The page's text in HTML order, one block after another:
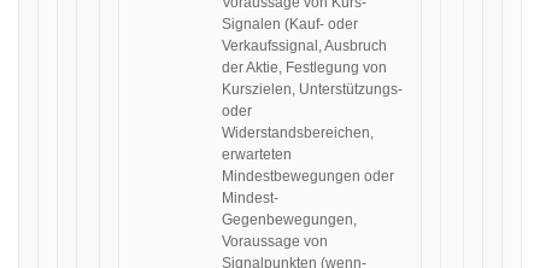
Signalen (Kauf- oder
Verkaufssignal, Ausbruch
der Aktie, Festlegung von
Kurszielen, Unterstützungs-
oder
Widerstandsbereichen,
erwarteten
Mindestbewegungen oder
Mindest-
Gegenbewegungen,
Voraussage von
Signalpunkten (wenn-